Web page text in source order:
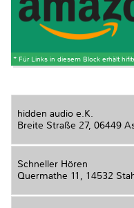
* Für Links in diesem Block erhält
hidden audio e.K.
Breite Straße 27, 06449
Schneller Hören
Quermathe 11, 14532